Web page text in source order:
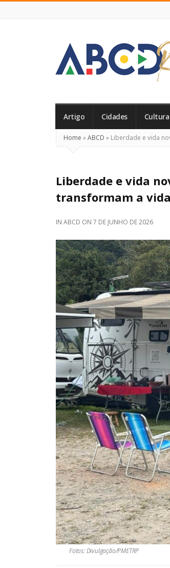
Real
Artigo Cidades Cultura
Home »ABCD » Liberdade e vida
Liberdade e vida
transformam a
IN ABCD ON 7 DE JUNHO DE 2026
Fotos: Divulgação/PMETRP